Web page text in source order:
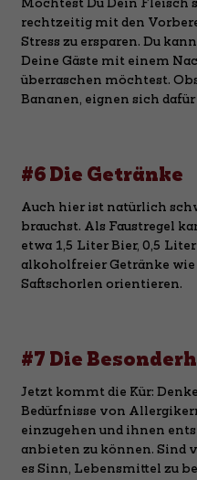
rechtzeitig mit den
Stress zu ersparen. Du
Deine Gäste mit einem
überraschen möchtest.
Bananen, eignen sich
#6 Die Getränke
Auch hier ist natürlich
brauchst. Als Faustregel
etwa 1,5 Liter Bier, 0,5
alkoholfreier Getränke wie
Saftschorlen orientieren.
#7 Die
Jetzt kommt die Kür:
Bedürfnisse von
einzugehen und ihnen
anbieten zu können. Sind
es Sinn, Lebensmittel zu